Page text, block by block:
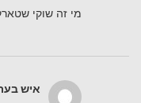
מי זה שוקי
איש